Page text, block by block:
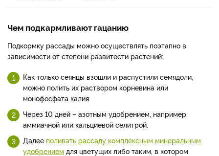
Чем подкармливают гацанию
Подкормку рассады можно осуществлять поэтапно в
зависимости от степени развитости растений:
Как только сеянцы взошли и распустили семядоли,
можно полить их раствором корневина или
монофосфата калия.
Через 10 дней – азотным удобрением, например,
аммиачной или кальциевой селитрой.
Далее поливать рассаду комплексным минеральным
удобрением для цветущих либо таким, в котором